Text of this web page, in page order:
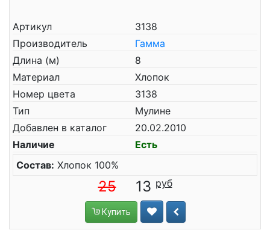
Артикул
3138
Производитель
Гамма
Длина (м)
8
Материал
Хлопок
Номер цвета
3138
Тип
Мулине
Добавлен в каталог
20.02.2010
Наличие
Есть
Состав: Хлопок 100%
25 13
Купить